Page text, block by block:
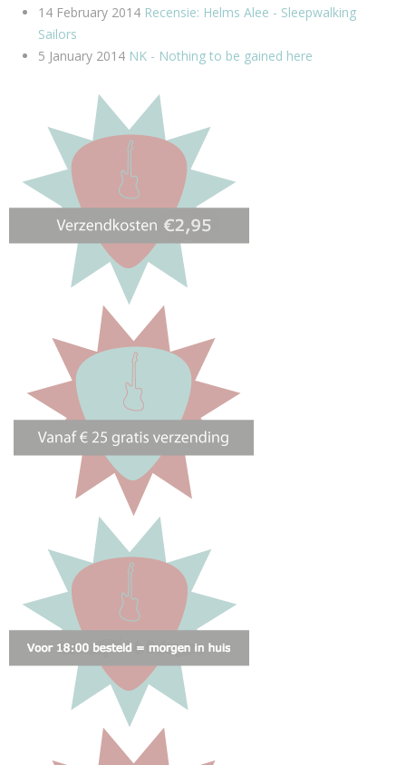
14 February 2014 Recensie: Helms Alee - Sleepwalking
Sailors
5 January 2014 NK - Nothing to be gained here